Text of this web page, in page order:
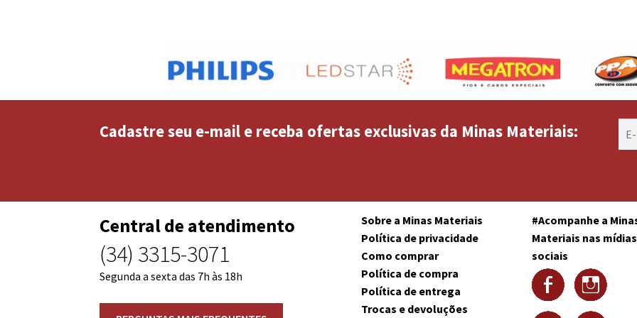
Cadastre seu e-mail e receba ofertas exclusivas da Minas Materiais:
Central de atendimento
(34) 3315-3071
Segunda a sexta das 7h às 18h
Sobre a Minas Materiais
Política de privacidade
Como comprar
Política de compra
Política de entrega
Trocas e devoluções
#Acompanhe a
Materiais nas mídias
sociais